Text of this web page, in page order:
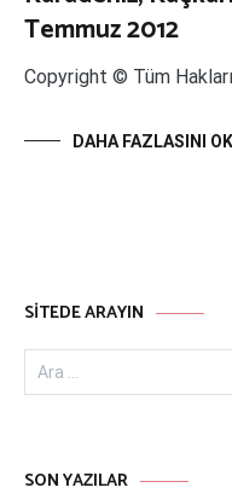
Temmuz 2012
Copyright © Tüm Hakları
DAHA FAZLASINI
SITEDE ARAYIN
Arama:
SON YAZILAR